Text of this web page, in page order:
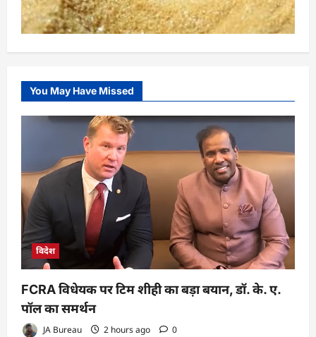
You May Have Missed
विदेश
FCRA विधेयक पर टिम शीही का बड़ा बयान, डॉ. के. ए.
पॉल का समर्थन
JA Bureau 2 hours ago 0